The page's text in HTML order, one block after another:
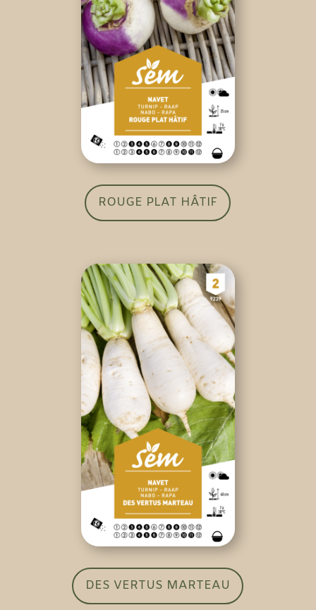
ROUGE PLAT HÂTIF
DES VERTUS MARTEAU